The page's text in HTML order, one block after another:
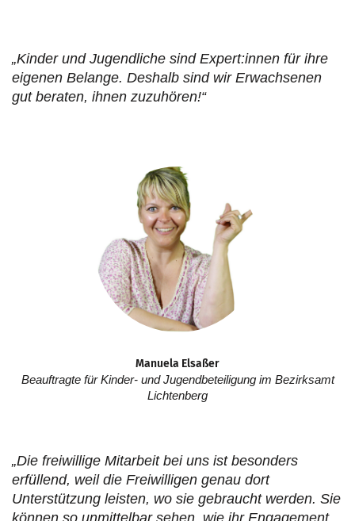
„Kinder und Jugendliche sind Expert:innen für ihre
eigenen Belange. Deshalb sind wir Erwachsenen
gut beraten, ihnen zuzuhören!“
Manuela Elsaßer
Beauftragte für Kinder- und Jugendbeteiligung im Bezirksamt
Lichtenberg
„Die freiwillige Mitarbeit bei uns ist besonders
erfüllend, weil die Freiwilligen genau dort
Unterstützung leisten, wo sie gebraucht werden. Sie